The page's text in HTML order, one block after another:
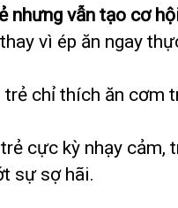
nhưng vẫn tạo cơ
vì ép ăn ngay
trẻ chỉ thích ăn cơm
cực kỳ nhạy cảm,
sự sợ hãi.